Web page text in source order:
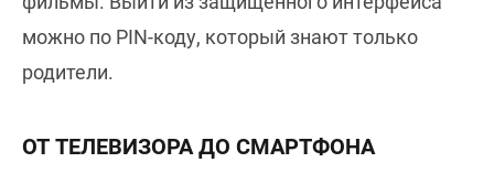
можно по PIN-коду, который знают только
родители.
ОТ ТЕЛЕВИЗОРА ДО СМАРТФОНА